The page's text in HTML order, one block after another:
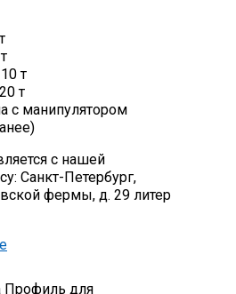
т
т
с манипулятором
с нашей
Санкт-Петербург,
фермы, д. 29 литер
Профиль для